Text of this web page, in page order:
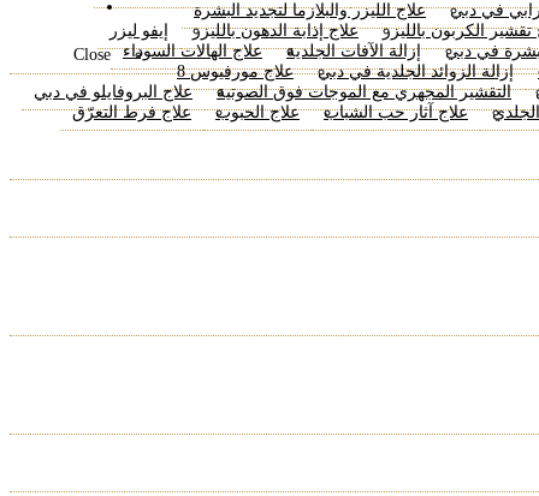
في دبي
علاج الليزر والبلازما لتجديد البشرة
تقشير الكربون بالليزر
علاج إذابة الدهون بالليزر إيفو ليزر
في دبي
إزالة الآفات الجلدية
علاج الهالات السوداء
إزالة الزوائد الجلدية في دبي
علاج مورفيوس 8
التقشير المجهري مع الموجات فوق الصوتية
علاج البروفايلو في دبي
علاج آثار حب الشباب علاج الحبوب علاج فرط التعرّق
Close